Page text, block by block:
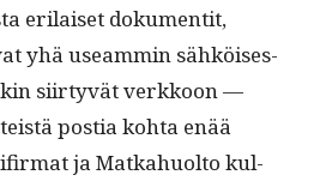
eri­laiset doku­men­tit,
yhä use­am­min sähköis­es­
siir­tyvät verkkoon —
pos­tia koh­ta enää
ja Matkahuolto kul­